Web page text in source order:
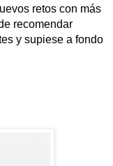
retos con más
recomendar
y supiese a fondo